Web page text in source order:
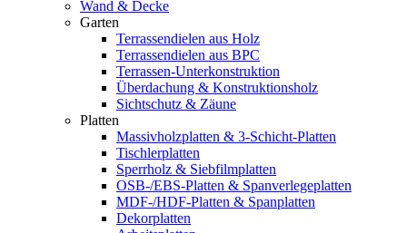
Wand & Decke
Garten
Terrassendielen aus Holz
Terrassendielen aus BPC
Terrassen-Unterkonstruktion
Überdachung & Konstruktionsholz
Sichtschutz & Zäune
Platten
Massivholzplatten & 3-Schicht-Platten
Tischlerplatten
Sperrholz & Siebfilmplatten
OSB-/EBS-Platten & Spanverlegeplatten
MDF-/HDF-Platten & Spanplatten
Dekorplatten